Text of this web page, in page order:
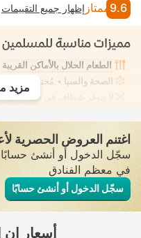
9.6 ممتاز إظهار جميع التقييمات
مميزات مناسبة للمسلمين
الطعام الحلال بالأماكن القريبة
الصحة والسبا • مُختلط •
لا يتوفر شطاف في حمام
مزيد
اغتنم العروض الحصرية
سجّل الدخول أو أنشئ
في معظم الفنادق
سجّل الدخول أو أنشئ حسابًا
أسعار